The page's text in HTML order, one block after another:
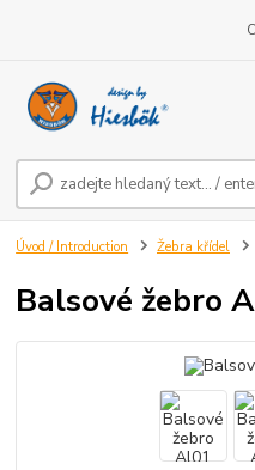
Úvod / Introduction Žebra křídel
Balsové žebro